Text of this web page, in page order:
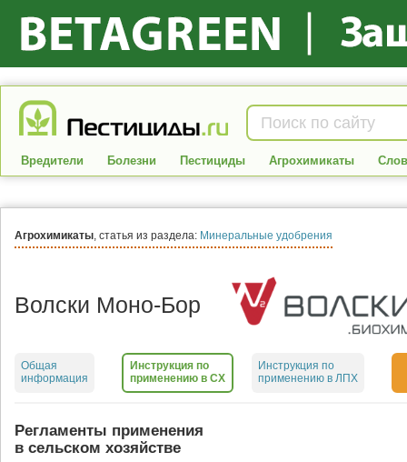
Вредители Болезни Пестициды Агрохимикаты
Агрохимикаты, статья из раздела: Минеральные удобрения
Волски Моно-Бор
Общая
информация
Инструкция по
применению в СХ
Инструкция по
применению в ЛПХ
Регламенты применения
в сельском хозяйстве